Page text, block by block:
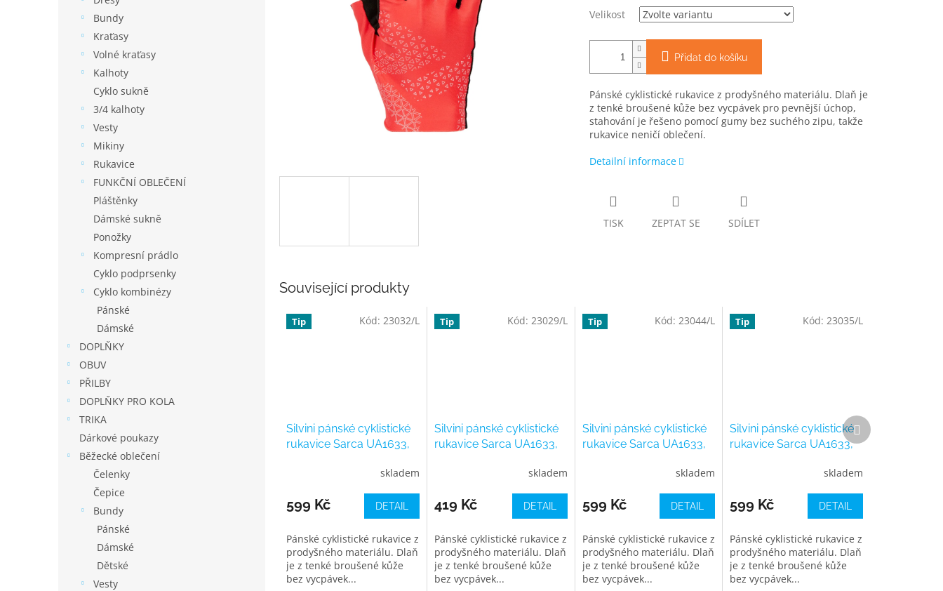
Bundy
Kraťasy
Volné kraťasy
Kalhoty
Cyklo sukně
3/4 kalhoty
Vesty
Mikiny
Rukavice
FUNKČNÍ OBLEČENÍ
Pláštěnky
Dámské sukně
Ponožky
Kompresní prádlo
Cyklo podprsenky
Cyklo kombinézy
Pánské
Dámské
DOPLŇKY
OBUV
PŘILBY
DOPLŇKY PRO KOLA
TRIKA
Dárkové poukazy
Běžecké oblečení
Čelenky
Čepice
Bundy
Pánské
Dámské
Dětské
Vesty
Velikost
Přidat do košíku
Pánské cyklistické rukavice z prodyšného materiálu. Dlaň je
z tenké broušené kůže bez vycpávek pro pevnější úchop,
stahování je řešeno pomocí gumy bez suchého zipu, takže
rukavice neničí oblečení.
Detailní informace
TISK ZEPTAT SE SDÍLET
Související produkty
Tip
Silvini pánské cyklistické
rukavice Sarca UA1633,
skladem
599 Kč DETAIL
Pánské cyklistické rukavice z
prodyšného materiálu. Dlaň
je z tenké broušené kůže
bez vycpávek...
Kód: 23032/L Tip
Silvini pánské cyklistické
rukavice Sarca UA1633,
skladem
419 Kč DETAIL
Pánské cyklistické rukavice z
prodyšného materiálu. Dlaň
je z tenké broušené kůže
bez vycpávek...
Kód: 23029/L Tip
Silvini pánské cyklistické
rukavice Sarca UA1633,
skladem
599 Kč DETAIL
Pánské cyklistické rukavice z
prodyšného materiálu. Dlaň
je z tenké broušené kůže
bez vycpávek...
Kód:23044/L Tip
Silvini pánské cyklistické
rukavice Sarca UA1633,
skladem
599 Kč DETAIL
Pánské cyklistické rukavice z
prodyšného materiálu. Dlaň
je z tenké broušené kůže
bez vycpávek...
Kód: 23035/L
Další
produkt